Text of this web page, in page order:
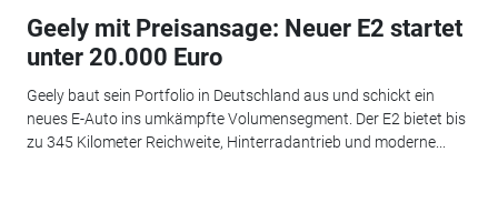
Geely mit Preisansage: Neuer E2 startet
unter 20.000 Euro
Geely baut sein Portfolio in Deutschland aus und schickt ein
neues E-Auto ins umkämpfte Volumensegment. Der E2 bietet bis
zu 345 Kilometer Reichweite, Hinterradantrieb und moderne...